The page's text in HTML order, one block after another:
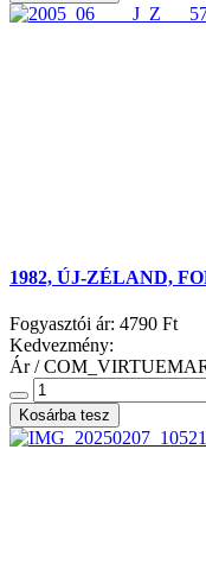
1982, ÚJ-ZÉLAND,
Fogyasztói ár: 4790 Ft
Kedvezmény:
Ár /